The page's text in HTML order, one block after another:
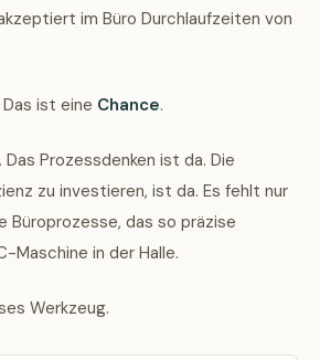
im Büro Durchlaufzeiten von
ist eine Chance.
Prozessdenken ist da. Die
zu investieren, ist da. Es fehlt nur
Büroprozesse, das so präzise
Maschine in der Halle.
Werkzeug.